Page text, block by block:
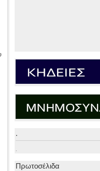
.
.
Πρωτοσέλιδα